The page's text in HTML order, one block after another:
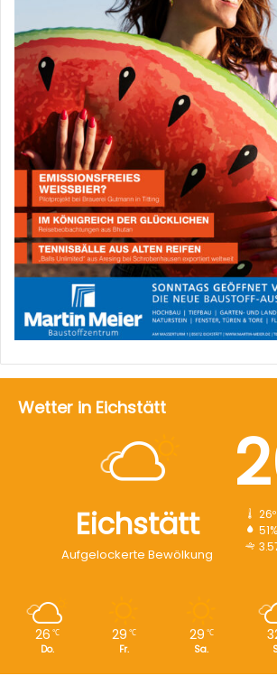
Wetter in Eichstätt
Eichstätt
Aufgelockerte Bewölkung
51%
26 ℃
Do.
29 ℃
Fr.
29 ℃
Sa.